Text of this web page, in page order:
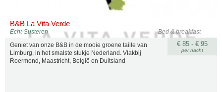
B&B La Vita Verde
Bed & breakfast
Echt-Susteren
€ 85 - € 95
per nacht
Geniet van onze B&B in de mooie groene taille van
Limburg, in het smalste stukje Nederland. Vlakbij
Roermond, Maastricht, België en Duitsland